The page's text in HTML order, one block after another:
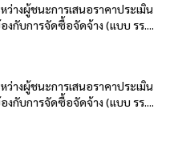
ว่างผู้ชนะการเสนอราคาประเมิน
งกับการจัดซื้อจัดจ้าง (แบบ รร....
ว่างผู้ชนะการเสนอราคาประเมิน
งกับการจัดซื้อจัดจ้าง (แบบ รร....